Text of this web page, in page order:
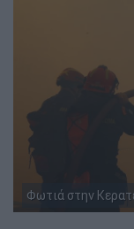
Φωτιά στην